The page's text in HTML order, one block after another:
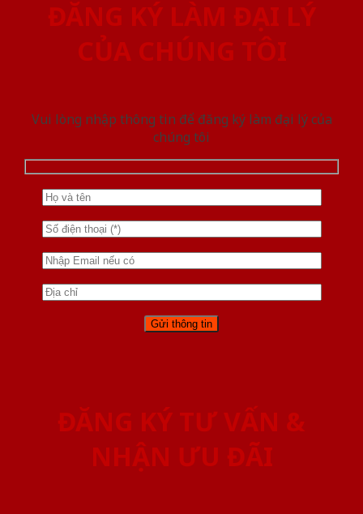
ĐĂNG KÝ LÀM ĐẠI LÝ
CỦA CHÚNG TÔI
Vui lòng nhập thông tin để đăng ký làm đại lý của
chúng tôi
ĐĂNG KÝ TƯ VẤN &
NHẬN ƯU ĐÃI